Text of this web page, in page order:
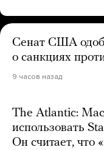
Сенат США
о санкциях
9 часов назад
The Atlantic:
использовать
Он считает, что